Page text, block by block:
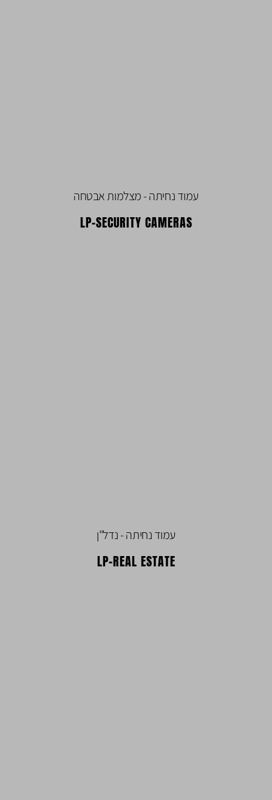
עמוד נחיתה - מצלמות אבטחה
LP-SECURITY CAMERAS
עמוד נחיתה - נדל"ן
LP-REAL ESTATE